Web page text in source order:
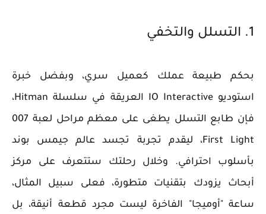
1. التسلل والتخفي
بحكم طبيعة عملك كعميل سري، وبفضل خبرة
استوديو IO Interactive العريقة في سلسلة Hitman،
فإن طابع التسلل يطغى على معظم مراحل لعبة 007
First Light، ليقدم تجربة تجسد عالم جيمس بوند
بأسلوب احترافي. وخلال رحلتك ستتعرف على مركز
أبحاث يزودك بتقنيات متطورة، فعلى سبيل المثال،
ساعة "أوميجا" الفاخرة ليست مجرد قطعة أنيقة، بل